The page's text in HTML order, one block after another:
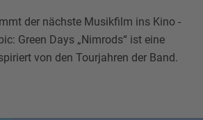
der nächste Musikfilm ins Kino -
Green Days „Nimrods“ ist eine
von den Tourjahren der Band.